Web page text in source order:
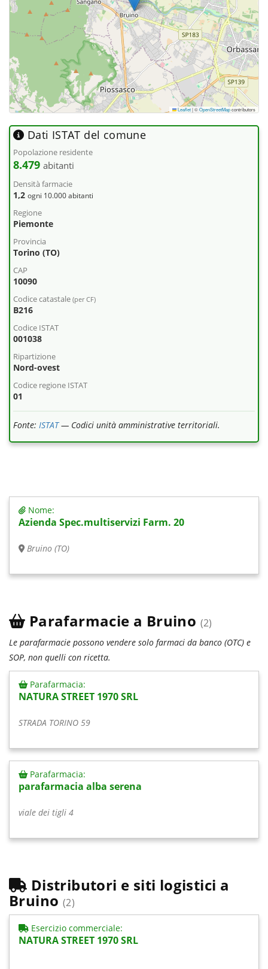
Leaflet|©OpenStreetMapcontributors
Dati ISTAT del comune
Popolazione residente
8.479 abitanti
Densità farmacie
1,2 ogni 10.000 abitanti
Regione
Piemonte
Provincia
Torino (TO)
CAP
10090
Codice catastale (per CF)
B216
Codice ISTAT
001038
Ripartizione
Nord-ovest
Codice regione ISTAT
01
Fonte: ISTAT— Codici unità amministrative territoriali.
Nome:
Azienda Spec.multiservizi Farm. 20
Bruino (TO)
Parafarmacie a Bruino (2)
Le parafarmacie possono vendere solo farmaci da banco (OTC) e
SOP, non quelli con ricetta.
Parafarmacia:
NATURA STREET 1970 SRL
STRADA TORINO 59
Parafarmacia:
parafarmacia alba serena
viale dei tigli 4
Distributori e siti logistici a
Bruino (2)
Esercizio commerciale:
NATURA STREET 1970 SRL